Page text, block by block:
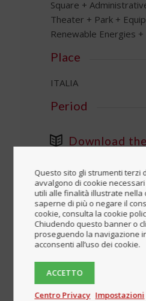
Square +
Theater + Park +
Renewable Energies
Place
ITALIA
Period
Download
Blocked
Login
Questo sito gli strumenti terzi
avvalgono di cookie
utili alle finalità illustrate nella
saperne di più o negare il
cookie, consulta la cookie
Chiudendo questo banner o
proseguendo la navigazione
acconsenti all’uso dei cookie.
ACCETTO
Centro Privacy Impostazioni